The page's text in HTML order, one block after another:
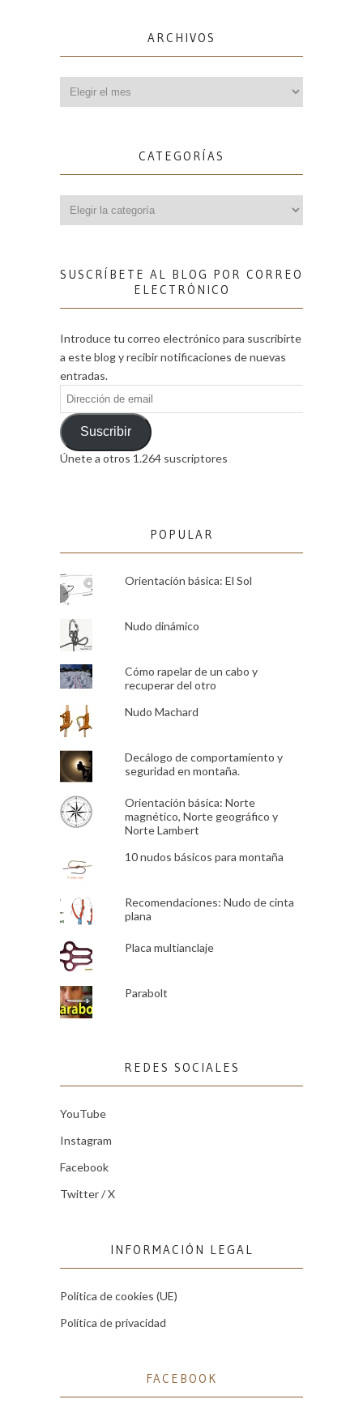
ARCHIVOS
CATEGORÍAS
SUSCRÍBETE AL BLOG POR CORREO
ELECTRÓNICO
Introduce tu correo electrónico para suscribirte
a este blog y recibir notificaciones de nuevas
entradas.
Dirección
de
emailSuscribir
Únete a otros 1.264 suscriptores
POPULAR
Orientación básica: El Sol
Nudo dinámico
Cómo rapelar de un cabo y
recuperar del otro
Nudo Machard
Decálogo de comportamiento y
seguridad en montaña.
Orientación básica: Norte
magnético, Norte geográfico y
Norte Lambert
10 nudos básicos para montaña
Recomendaciones: Nudo de cinta
plana
Placa multianclaje
Parabolt
REDES SOCIALES
YouTube
Instagram
Facebook
Twitter / X
INFORMACIÓN LEGAL
Política de cookies (UE)
Política de privacidad
FACEBOOK